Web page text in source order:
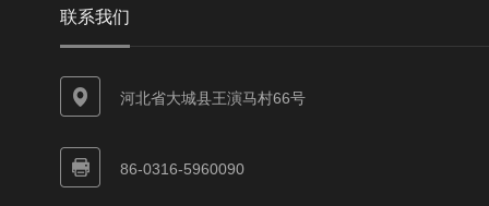
联系我们
河北省大城县王演马村66号
86-0316-5960090